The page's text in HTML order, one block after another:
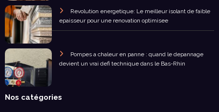
Revolution energetique: Le meilleur isolant de faible
epaisseur pour une renovation optimisee
Pompes a chaleur en panne : quand le depannage
devient un vrai defi technique dans le Bas-Rhin
Nos catégories